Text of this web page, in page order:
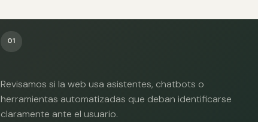
01
Revisamos si la web usa asistentes, chatbots o
herramientas automatizadas que deban identificarse
claramente ante el usuario.